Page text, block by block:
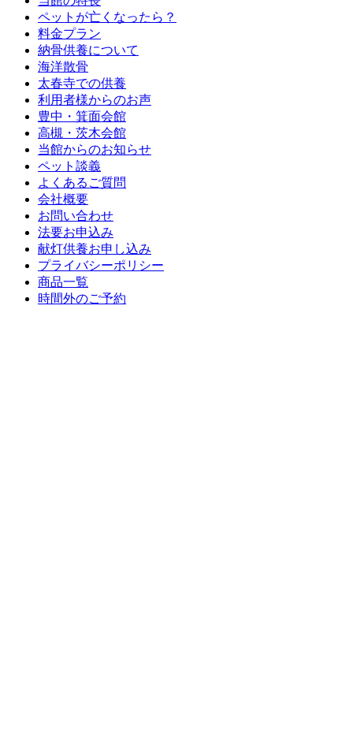
ペットが亡くなったら？
料金プラン
納骨供養について
海洋散骨
太春寺での供養
利用者様からのお声
豊中・箕面会館
高槻・茨木会館
当館からのお知らせ
ペット談義
よくあるご質問
会社概要
お問い合わせ
法要お申込み
献灯供養お申し込み
プライバシーポリシー
商品一覧
時間外のご予約